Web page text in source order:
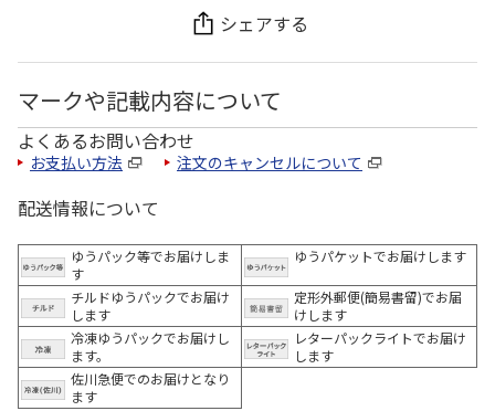
シェアする
マークや記載内容について
よくあるお問い合わせ
お支払い方法 注文のキャンセルについて
配送情報について
ゆうパック等でお届けしま
す
ゆうパケットでお届けします
チルドゆうパックでお届け
します
定形外郵便(簡易書留)でお届
けします
冷凍ゆうパックでお届けし
ます。
レターパックライトでお届け
します
佐川急便でのお届けとなり
ます